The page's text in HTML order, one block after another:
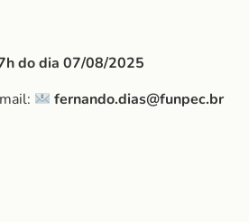
do dia 07/08/2025
fernando.dias@funpec.br